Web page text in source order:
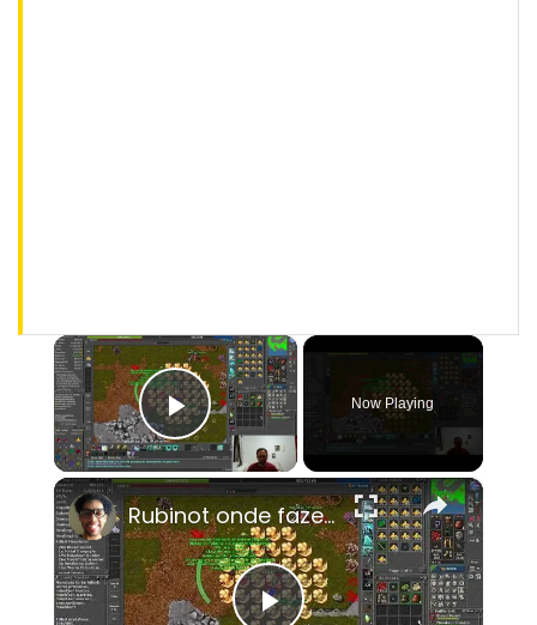
×
Play Video
Now Playing
×
Rubinot onde fazer a Task de Oramond